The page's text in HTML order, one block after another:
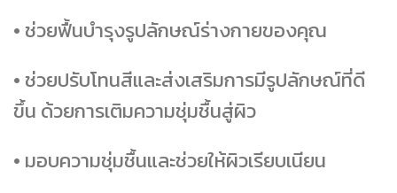
• ช่วยฟื้นบำรุงรูปลักษณ์ร่างกายของคุณ
• ช่วยปรับโทนสีและส่งเสริมการมีรูปลักษณ์ที่ดี
ขึ้น ด้วยการเติมความชุ่มชื้นสู่ผิว
• มอบความชุ่มชื้นและช่วยให้ผิวเรียบเนียน